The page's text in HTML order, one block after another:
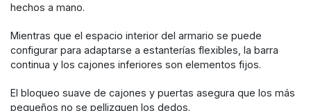
hechos a mano.
Mientras que el espacio interior del armario se puede
configurar para adaptarse a estanterías flexibles, la barra
continua y los cajones inferiores son elementos fijos.
El bloqueo suave de cajones y puertas asegura que los más
pequeños no se pellizquen los dedos.